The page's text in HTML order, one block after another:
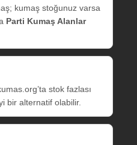
kumaş stoğunuz varsa
Parti Kumaş Alanlar
stok fazlası
bir alternatif olabilir.